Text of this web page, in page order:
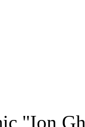
"Ion